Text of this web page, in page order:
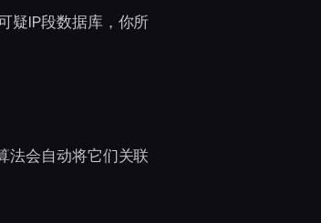
疑IP段数据库，你所
法会自动将它们关联